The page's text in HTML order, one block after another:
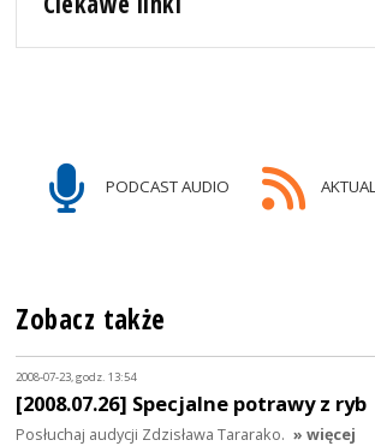
PODCAST AUDIO
Zobacz także
2008-07-23, godz. 13:54
[2008.07.26] Specjalne potrawy z ryb
Posłuchaj audycji Zdzisława Tararako. » więcej